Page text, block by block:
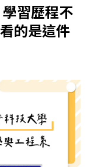
習歷程不
的是這件